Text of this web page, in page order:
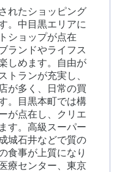
れたショッピング
。中目黒エリアに
ショップが点在
ランドやライフス
しめます。自由が
トランが充実し、
が多く、日常の買
。目黒本町では構
が点在し、クリエ
す。高級スーパー
城石井などで質の
食事が上質になり
療センター、東京